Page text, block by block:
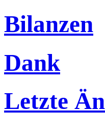
Bilanzen
Dank
Letzte